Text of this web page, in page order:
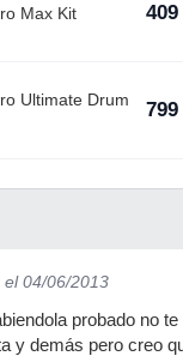
Max Kit 409
Ultimate Drum
799
el 04/06/2013
probado no
y demás pero creo